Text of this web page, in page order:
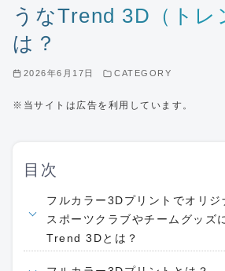
うなTrend 3D（トレ
は？
2026年6月17日 CATEGORY
※当サイトは広告を利用しています。
目次
フルカラー3Dプリントでオリジ
スポーツクラブやチームグッズ
Trend 3Dとは？